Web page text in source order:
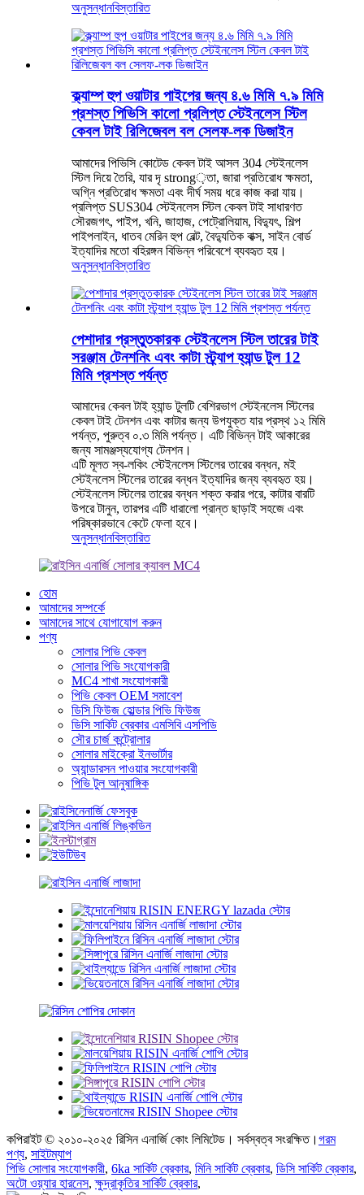
অনুসন্ধানবিস্তারিত
ক্ল্যাম্প হুপ ওয়াটার পাইপের জন্য ৪.৬ মিমি ৭.৯ মিমি
প্রশস্ত পিভিসি কালো প্রলিপ্ত স্টেইনলেস স্টিল
কেবল টাই রিলিজেবল বল সেলফ-লক ডিজাইন
আমাদের পিভিসি কোটেড কেবল টাই আসল 304 স্টেইনলেস
স্টিল দিয়ে তৈরি, যার দৃ strong়তা, জারা প্রতিরোধ ক্ষমতা,
অগ্নি প্রতিরোধ ক্ষমতা এবং দীর্ঘ সময় ধরে কাজ করা যায়।
প্রলিপ্ত SUS304 স্টেইনলেস স্টিল কেবল টাই সাধারণত
সৌরজগৎ, পাইপ, খনি, জাহাজ, পেট্রোলিয়াম, বিদ্যুৎ, শিল্প
পাইপলাইন, ধাতব মেরিন হুপ বেল্ট, বৈদ্যুতিক বাক্স, সাইন বোর্ড
ইত্যাদির মতো বহিরঙ্গন বিভিন্ন পরিবেশে ব্যবহৃত হয়।
অনুসন্ধানবিস্তারিত
পেশাদার প্রস্তুতকারক স্টেইনলেস স্টিল তারের টাই
সরঞ্জাম টেনশনিং এবং কাটা স্ট্র্যাপ হ্যান্ড টুল 12
মিমি প্রশস্ত পর্যন্ত
আমাদের কেবল টাই হ্যান্ড টুলটি বেশিরভাগ স্টেইনলেস স্টিলের
কেবল টাই টেনশন এবং কাটার জন্য উপযুক্ত যার প্রস্থ ১২ মিমি
পর্যন্ত, পুরুত্ব ০.৩ মিমি পর্যন্ত। এটি বিভিন্ন টাই আকারের
জন্য সামঞ্জস্যযোগ্য টেনশন।
এটি মূলত স্ব-লকিং স্টেইনলেস স্টিলের তারের বন্ধন, মই
স্টেইনলেস স্টিলের তারের বন্ধন ইত্যাদির জন্য ব্যবহৃত হয়।
স্টেইনলেস স্টিলের তারের বন্ধন শক্ত করার পরে, কাটার বারটি
উপরে টানুন, তারপর এটি ধারালো প্রান্ত ছাড়াই সহজে এবং
পরিষ্কারভাবে কেটে ফেলা হবে।
অনুসন্ধানবিস্তারিত
হোম
আমাদের সম্পর্কে
আমাদের সাথে যোগাযোগ করুন
পণ্য
সোলার পিভি কেবল
সোলার পিভি সংযোগকারী
MC4 শাখা সংযোগকারী
পিভি কেবল OEM সমাবেশ
ডিসি ফিউজ হোল্ডার পিভি ফিউজ
ডিসি সার্কিট ব্রেকার এমসিবি এসপিডি
সৌর চার্জ কন্ট্রোলার
সোলার মাইক্রো ইনভার্টার
অ্যান্ডারসন পাওয়ার সংযোগকারী
পিভি টুল আনুষাঙ্গিক
কপিরাইট © ২০১০-২০২৫ রিসিন এনার্জি কোং লিমিটেড। সর্বস্বত্ব সংরক্ষিত। গরম
পণ্য, সাইটম্যাপ
পিভি সোলার সংযোগকারী, 6ka সার্কিট ব্রেকার, মিনি সার্কিট ব্রেকার, ডিসি সার্কিট ব্রেকার,
অটো ওয়্যার হারনেস,ক্ষুদ্রাকৃতির সার্কিট ব্রেকার,